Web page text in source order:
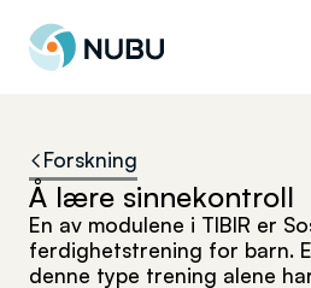
Til forsiden
Forskning
Å lære sinnekontroll
En av modulene i TIBIR er
ferdighetstrening for barn.
denne type trening alene